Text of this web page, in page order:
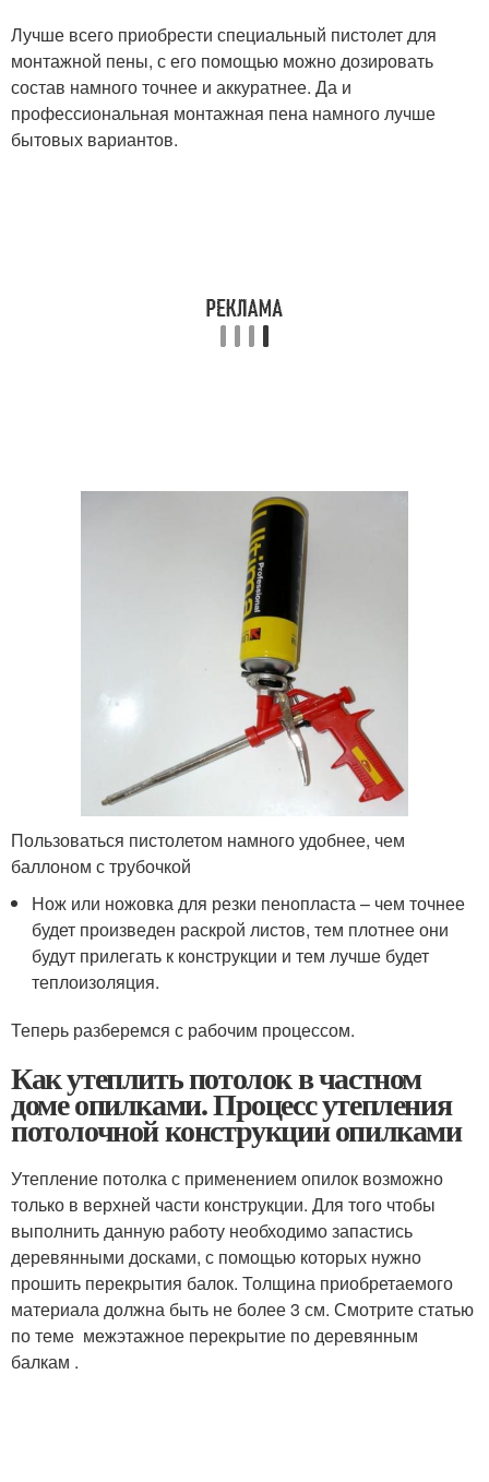
Лучше всего приобрести специальный пистолет для
монтажной пены, с его помощью можно дозировать
состав намного точнее и аккуратнее. Да и
профессиональная монтажная пена намного лучше
бытовых вариантов.
Пользоваться пистолетом намного удобнее, чем
баллоном с трубочкой
Нож или ножовка для резки пенопласта – чем точнее
будет произведен раскрой листов, тем плотнее они
будут прилегать к конструкции и тем лучше будет
теплоизоляция.
Теперь разберемся с рабочим процессом.
Как утеплить потолок в частном
доме опилками. Процесс утепления
потолочной конструкции опилками
Утепление потолка с применением опилок возможно
только в верхней части конструкции. Для того чтобы
выполнить данную работу необходимо запастись
деревянными досками, с помощью которых нужно
прошить перекрытия балок. Толщина приобретаемого
материала должна быть не более 3 см. Смотрите статью
по теме межэтажное перекрытие по деревянным
балкам .